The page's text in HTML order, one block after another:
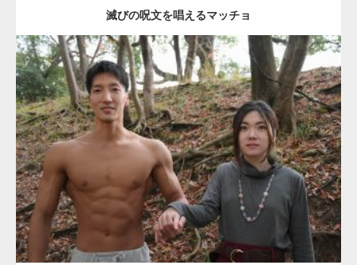
滅びの呪文を唱えるマッチョ
Update:2021.07.8
Category:公園のマッチョ その他 AKIHITO(細マッチョ) 大胸筋 腹筋
ダウンロード
【TV】TBS番組「ひるおび」にてマッスルプ
ラスが紹介されま…
TOKYO FMラジオ番組「ONE MORNING」
で紹介さ…
NHK「所さん！事件ですよ」に取材されまし
た（6/8放送）